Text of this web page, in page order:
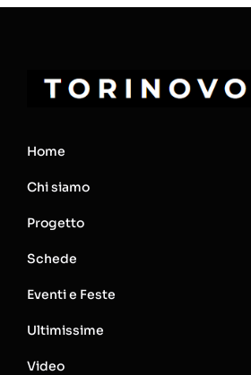
Home
Chi siamo
Progetto
Schede
Eventi e Feste
Ultimissime
Video